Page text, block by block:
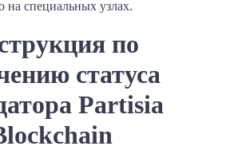
на специальных узлах.
по
статуса
Partisia